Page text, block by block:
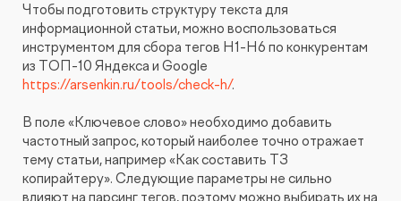
Чтобы подготовить структуру текста для
информационной статьи, можно воспользоваться
инструментом для сбора тегов H1-H6 по конкурентам
из ТОП-10 Яндекса и Google
https://arsenkin.ru/tools/check-h/.
В поле «Ключевое слово» необходимо добавить
частотный запрос, который наиболее точно отражает
тему статьи, например «Как составить ТЗ
копирайтеру». Следующие параметры не сильно
влияют на парсинг тегов, поэтому можно выбирать их на